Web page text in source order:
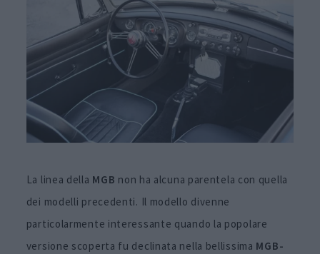
La linea della MGB non ha alcuna parentela con quella
dei modelli precedenti. Il modello divenne
particolarmente interessante quando la popolare
versione scoperta fu declinata nella bellissima MGB-